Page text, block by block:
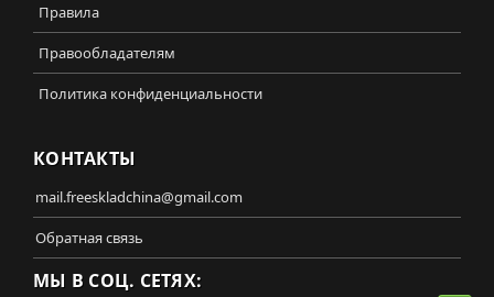
Правила
Правообладателям
Политика конфиденциальности
КОНТАКТЫ
mail.freeskladchina@gmail.com
Обратная связь
МЫ В СОЦ. СЕТЯХ: